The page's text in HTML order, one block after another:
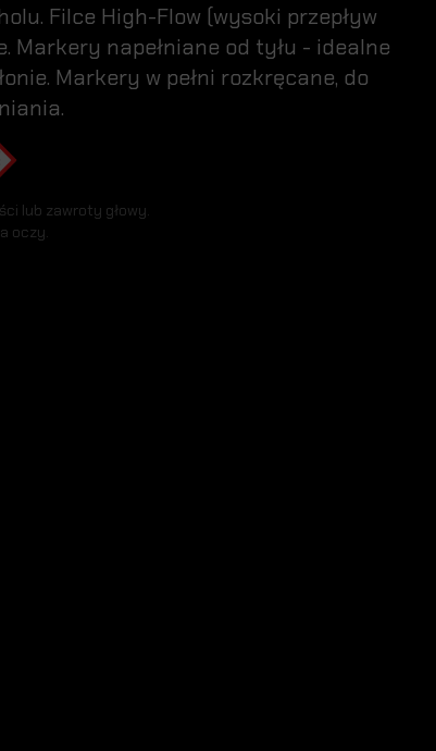
Filce High-Flow (wysoki przepływ
Markery napełniane od tyłu - idealne
Markery w pełni rozkręcane, do
lub zawroty głowy.
oczy.